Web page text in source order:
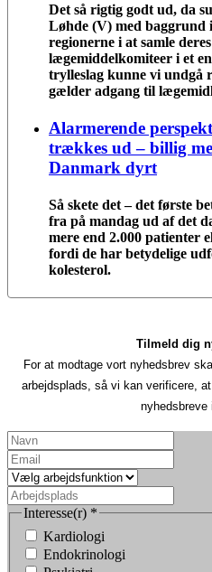
Det så rigtig godt ud, da
Løhde (V) med
regionerne i at samle
lægemiddelkomiteer i et
trylleslag kunne vi undgå
gælder adgang til
Alarmerende
trækkes ud – billig
Danmark dyrt
Så skete det – det første
fra på mandag ud af det
mere end 2.000 patienter
fordi de har betydelige
kolesterol.
Tilmeld dig
For at modtage vort nyhedsbrev
arbejdsplads, så vi kan verificere,
nyhedsbreve
Interesse(r) *
Kardiologi
Endokrinologi